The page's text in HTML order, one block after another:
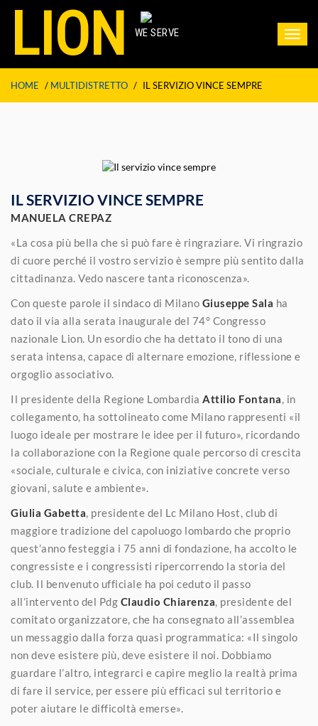
LION WE SERVE
HOME / MULTIDISTRETTO / IL SERVIZIO VINCE SEMPRE
IL SERVIZIO VINCE SEMPRE
MANUELA CREPAZ
«La cosa più bella che si può fare è ringraziare. Vi ringrazio
di cuore perché il vostro servizio è sempre più sentito dalla
cittadinanza. Vedo nascere tanta riconoscenza».
Con queste parole il sindaco di Milano Giuseppe Sala ha
dato il via alla serata inaugurale del 74° Congresso
nazionale Lion. Un esordio che ha dettato il tono di una
serata intensa, capace di alternare emozione, riflessione e
orgoglio associativo.
Il presidente della Regione Lombardia Attilio Fontana, in
collegamento, ha sottolineato come Milano rappresenti «il
luogo ideale per mostrare le idee per il futuro», ricordando
la collaborazione con la Regione quale percorso di crescita
«sociale, culturale e civica, con iniziative concrete verso
giovani, salute e ambiente».
Giulia Gabetta, presidente del Lc Milano Host, club di
maggiore tradizione del capoluogo lombardo che proprio
quest’anno festeggia i 75 anni di fondazione, ha accolto le
congressiste e i congressisti ripercorrendo la storia del
club. Il benvenuto ufficiale ha poi ceduto il passo
all’intervento del Pdg Claudio Chiarenza, presidente del
comitato organizzatore, che ha consegnato all’assemblea
un messaggio dalla forza quasi programmatica: «Il singolo
non deve esistere più, deve esistere il noi. Dobbiamo
guardare l’altro, integrarci e capire meglio la realtà prima
di fare il service, per essere più efficaci sul territorio e
poter aiutare le difficoltà emerse».